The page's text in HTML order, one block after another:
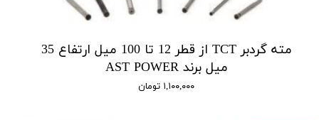
مته گردبر TCT از قطر 12 تا 100 میل ارتفاع 35
میل برند AST POWER
۱,۱۰۰,۰۰۰ تومان